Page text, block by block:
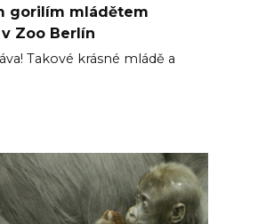
gorilím mládětem
Zoo Berlín
Takové krásné mládě a